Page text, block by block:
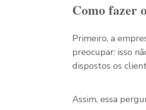
Como fazer
Primeiro, a
preocupar: isso
dispostos os
Assim, essa